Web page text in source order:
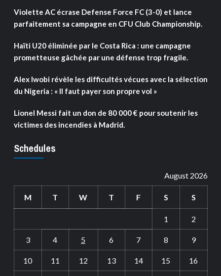
Violette AC écrase Defense Force FC (3-0) et lance
parfaitement sa campagne en CFU Club Championship.
Haïti U20 éliminée par le Costa Rica : une campagne
prometteuse gâchée par une défense trop fragile.
Alex Iwobi révèle les difficultés vécues avec la sélection
du Nigeria : « Il faut payer son propre vol »
Lionel Messi fait un don de 80 000 € pour soutenir les
victimes des incendies à Madrid.
Schedules
August 2026
M T W T F S S
1 2
3 4 5 6 7 8 9
10 11 12 13 14 15 16